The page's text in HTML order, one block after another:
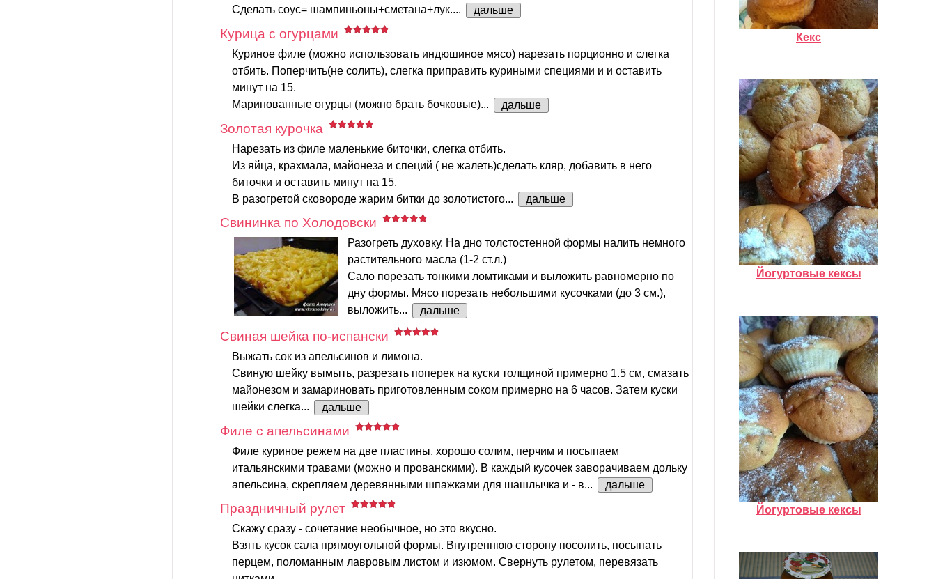
Сделать соус= шампиньоны+сметана+лук....
дальше
Курица с огурцами
Куриное филе (можно использовать индюшиное мясо) нарезать порционно и слегка
отбить. Поперчить(не солить), слегка приправить куриными специями и и оставить
минут на 15.
Маринованные огурцы (можно брать бочковые)...
дальше
Золотая курочка
Нарезать из филе маленькие биточки, слегка отбить.
Из яйца, крахмала, майонеза и специй ( не жалеть)сделать кляр, добавить в него
биточки и оставить минут на 15.
В разогретой сковороде жарим битки до золотистого...
дальше
Свининка по Холодовски
Разогреть духовку. На дно толстостенной формы налить немного
растительного масла (1-2 ст.л.)
Сало порезать тонкими ломтиками и выложить равномерно по
дну формы. Мясо порезать небольшими кусочками (до 3 см.),
выложить...
дальше
Свиная шейка по-испански
Выжать сок из апельсинов и лимона.
Свиную шейку вымыть, разрезать поперек на куски толщиной примерно 1.5 см, смазать
майонезом и замариновать приготовленным соком примерно на 6 часов. Затем куски
шейки слегка...
дальше
Филе с апельсинами
Филе куриное режем на две пластины, хорошо солим, перчим и посыпаем
итальянскими травами (можно и прованскими). В каждый кусочек заворачиваем дольку
апельсина, скрепляем деревянными шпажками для шашлычка и - в...
дальше
Праздничный рулет
Скажу сразу - сочетание необычное, но это вкусно.
Взять кусок сала прямоугольной формы. Внутреннюю сторону посолить, посыпать
перцем, поломанным лавровым листом и изюмом. Свернуть рулетом, перевязать
Кекс
Йогуртовые кексы
Йогуртовые кексы